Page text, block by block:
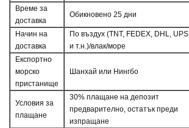
Време за
доставка
Обикновено 25 дни
Начин на
доставка
По въздух (TNT, FEDEX, DHL, UPS
и т.н.)/влак/море
Експортно
морско
пристанище
Шанхай или Нингбо
Условия за
плащане
30% плащане на депозит
предварително, остатък преди
изпращане